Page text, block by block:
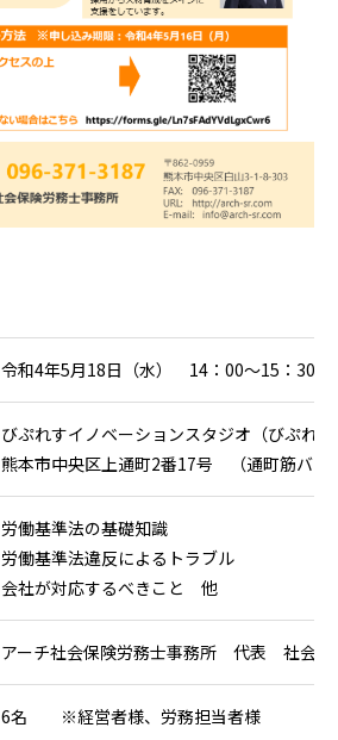
令和4年5月18日（水） 14：00～15：30
びぷれすイノベーションスタジオ（びぷれ
熊本市中央区上通町2番17号 （通町筋バス
労働基準法の基礎知識
労働基準法違反によるトラブル
会社が対応するべきこと 他
アーチ社会保険労務士事務所 代表 社会
6名 ※経営者様、労務担当者様